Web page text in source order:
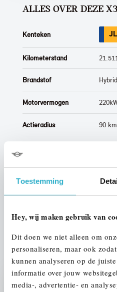
Toestemming
Hey, wij maken gebruik van
Dit doen we niet alleen om
personaliseren, maar ook
kunnen analyseren op de
informatie over jouw
media-, advertentie- en
ALLES OVER DEZE X3
Kenteken
Kilometerstand
Brandstof
Motorvermogen
Actieradius 90 km
Interieur Leder